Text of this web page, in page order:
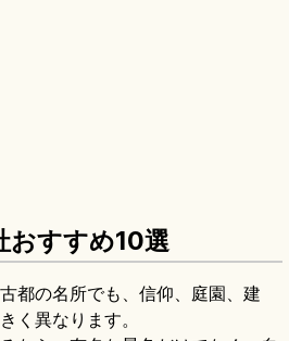
おすすめ10選
都の名所でも、信仰、庭園、建
く異なります。